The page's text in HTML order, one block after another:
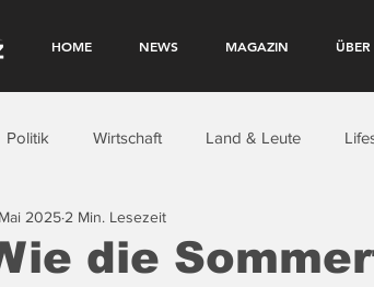
HOME NEWS MAGAZIN
Politik Wirtschaft Land & Leute
die
2025 2 Min. Lesezeit